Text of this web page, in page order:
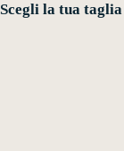
Scegli la tua taglia